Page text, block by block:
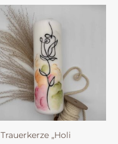
Trauerkerze „Holi